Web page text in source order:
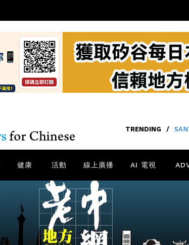
TRENDING /
健康 活動 線上廣播 AI 電視